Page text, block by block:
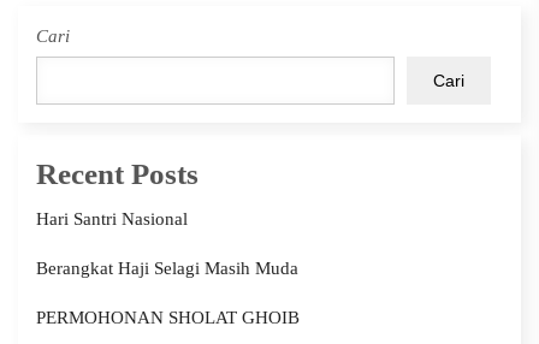
Cari
Cari
Recent Posts
Hari Santri Nasional
Berangkat Haji Selagi Masih Muda
PERMOHONAN SHOLAT GHOIB